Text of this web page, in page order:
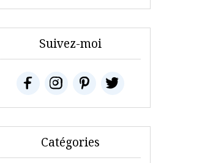
Suivez-moi
Catégories